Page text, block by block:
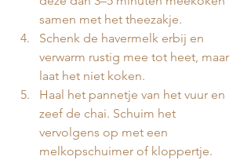
samen met het theezakje.
Schenk de havermelk erbij en
verwarm rustig mee tot heet, maar
laat het niet koken.
Haal het pannetje van het vuur en
zeef de chai. Schuim het
vervolgens op met een
melkopschuimer of kloppertje.